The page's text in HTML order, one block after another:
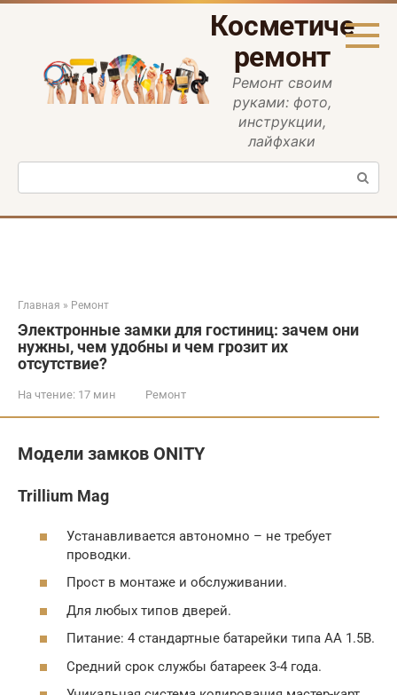
Перейти
ремонт
Ремонт своим
руками: фото,
инструкции,
лайфхаки
Поиск:
Главная » Ремонт
Электронные замки для гостиниц: зачем они
нужны, чем удобны и чем грозит их
отсутствие?
На чтение: 17 мин Ремонт
Модели замков ONITY
Trillium Mag
Устанавливается автономно – не требует
проводки.
Прост в монтаже и обслуживании.
Для любых типов дверей.
Питание: 4 стандартные батарейки типа АА 1.5В.
Средний срок службы батареек 3-4 года.